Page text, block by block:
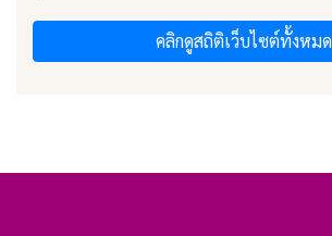
คลิกดูสถิติเว็บไซต์ทั้งหมด